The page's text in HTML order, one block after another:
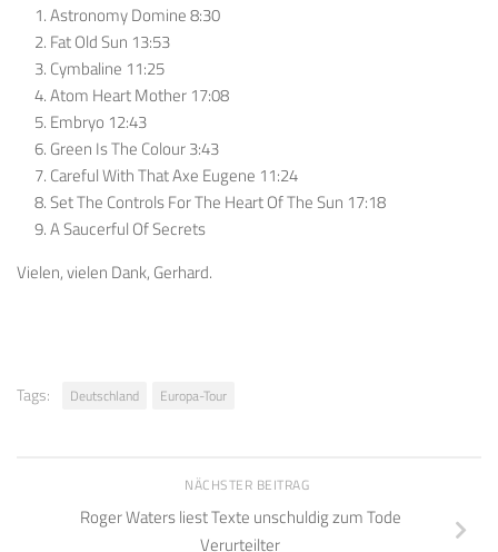
Astronomy Domine 8:30
Fat Old Sun 13:53
Cymbaline 11:25
Atom Heart Mother 17:08
Embryo 12:43
Green Is The Colour 3:43
Careful With That Axe Eugene 11:24
Set The Controls For The Heart Of The Sun 17:18
A Saucerful Of Secrets
Vielen, vielen Dank, Gerhard.
Tags: Deutschland Europa-Tour
NÄCHSTER BEITRAG
Roger Waters liest Texte unschuldig zum Tode
Verurteilter